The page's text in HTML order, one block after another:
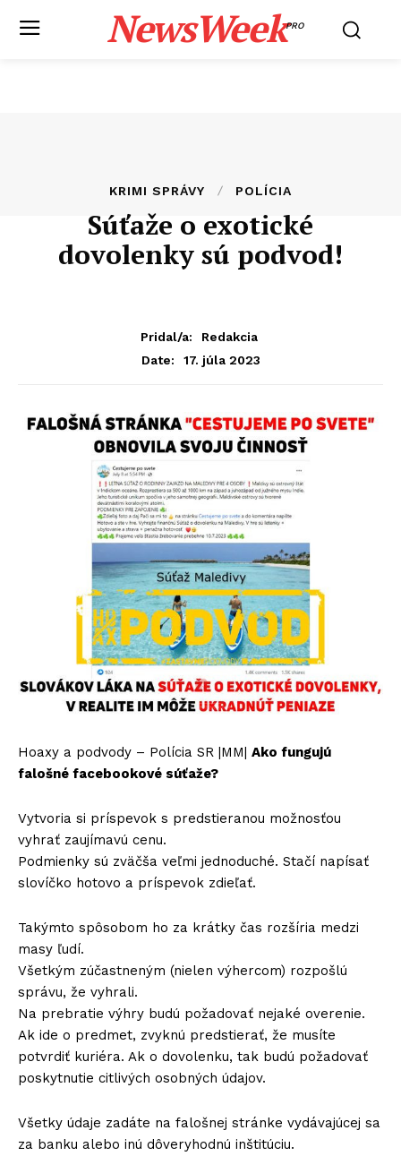
NewsWeekPRO
KRIMI SPRÁVY POLÍCIA
Súťaže o exotické
dovolenky sú podvod!
Pridal/a:
Redakcia
Date:
17. júla 2023
Hoaxy a podvody – Polícia SR |MM| Ako fungujú
falošné facebookové súťaže?
Vytvoria si príspevok s predstieranou možnosťou
vyhrať zaujímavú cenu.
Podmienky sú zväčša veľmi jednoduché. Stačí napísať
slovíčko hotovo a príspevok zdieľať.
Takýmto spôsobom ho za krátky čas rozšíria medzi
masy ľudí.
Všetkým zúčastneným (nielen výhercom) rozpošlú
správu, že vyhrali.
Na prebratie výhry budú požadovať nejaké overenie.
Ak ide o predmet, zvyknú predstierať, že musíte
potvrdiť kuriéra. Ak o dovolenku, tak budú požadovať
poskytnutie citlivých osobných údajov.
Všetky údaje zadáte na falošnej stránke vydávajúcej sa
za banku alebo inú dôveryhodnú inštitúciu.